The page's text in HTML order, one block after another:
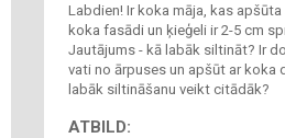
Labdien! Ir koka māja, kas
koka fasādi un ķieģeli ir 2-5 cm
Jautājums - kā labāk siltināt? Ir
vati no ārpuses un apšūt ar koka
labāk siltināšanu veikt citādāk?
ATBILD: